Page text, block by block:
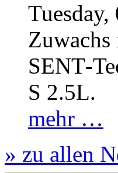
S 2.5L.
mehr …
» zu allen